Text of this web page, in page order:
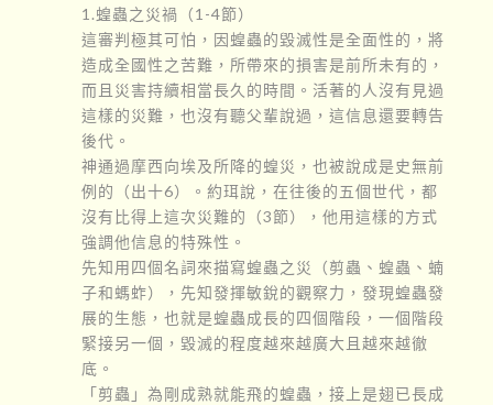
1.蝗蟲之災禍（1-4節）
這審判極其可怕，因蝗蟲的毀滅性是全面性的，將
造成全國性之苦難，所帶來的損害是前所未有的，
而且災害持續相當長久的時間。活著的人沒有見過
這樣的災難，也沒有聽父輩說過，這信息還要轉告
後代。
神通過摩西向埃及所降的蝗災，也被說成是史無前
例的（出十6）。約珥說，在往後的五個世代，都
沒有比得上這次災難的（3節），他用這樣的方式
強調他信息的特殊性。
先知用四個名詞來描寫蝗蟲之災（剪蟲、蝗蟲、蝻
子和螞蚱），先知發揮敏銳的觀察力，發現蝗蟲發
展的生態，也就是蝗蟲成長的四個階段，一個階段
緊接另一個，毀滅的程度越來越廣大且越來越徹
底。
「剪蟲」為剛成熟就能飛的蝗蟲，接上是翅已長成